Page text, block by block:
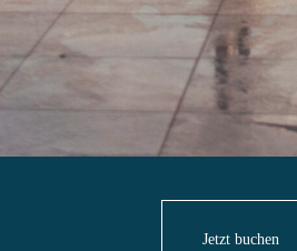
Jetzt buchen